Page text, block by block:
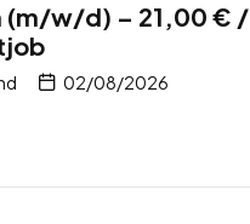
(m/w/d) – 21,00 € /
02/08/2026